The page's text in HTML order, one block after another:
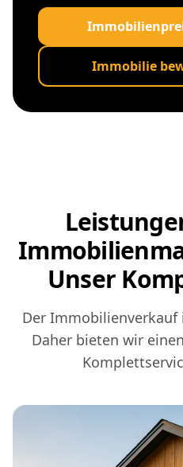
Immobilie
Unser
Der
Daher bieten wir